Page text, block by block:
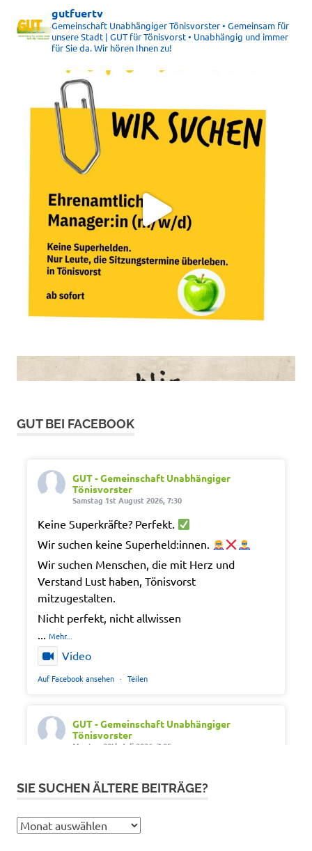
gutfuertv
Gemeinschaft Unabhängiger Tönisvorster • Gemeinsam für
unsere Stadt | GUT für Tönisvorst • Unabhängig und immer
für Sie da. Wir hören Ihnen zu!
GUT BEI FACEBOOK
GUT - Gemeinschaft Unabhängiger
Tönisvorster
Samstag 1st August 2026, 7:30
Keine Superkräfte? Perfekt.
Wir suchen keine Superheld:innen.
Wir suchen Menschen, die mit Herz und
Verstand Lust haben, Tönisvorst
mitzugestalten.
Nicht perfekt, nicht allwissen
Mehr...
Video
Auf Facebook ansehen · Teilen
GUT - Gemeinschaft Unabhängiger
Tönisvorster
Montag 20th Juli 2026, 7:05
Wir wünschen schöne Ferien, Sonne und gute
#SommerferienNRW2026
SIE SUCHEN ÄLTERE BEITRÄGE?
Sie